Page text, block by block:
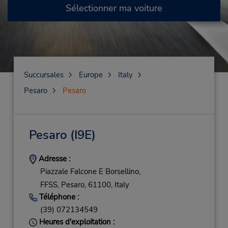
Sélectionner ma voiture
Succursales Europe
Italy
Pesaro
Pesaro
Pesaro (I9E)
Adresse :
Piazzale Falcone E Borsellino,
FFSS, Pesaro, 61100, Italy
Téléphone :
(39) 072134549
Heures d'exploitation :